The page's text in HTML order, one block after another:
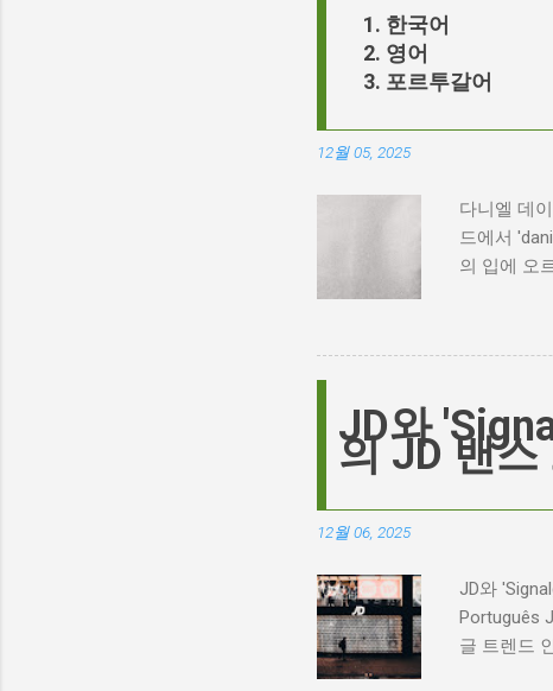
한국어
영어
포르투갈어
12월 05, 2025
다니엘 데
드에서
의 입에 오
향한 끊임
스팅 논쟁
다. 일부에
에 대한 논
족하실 겁
하는 것은
게 몰입하
인으로, <
JD와
의 JD 밴
12월 06, 2025
JD와
Português
글 트렌드